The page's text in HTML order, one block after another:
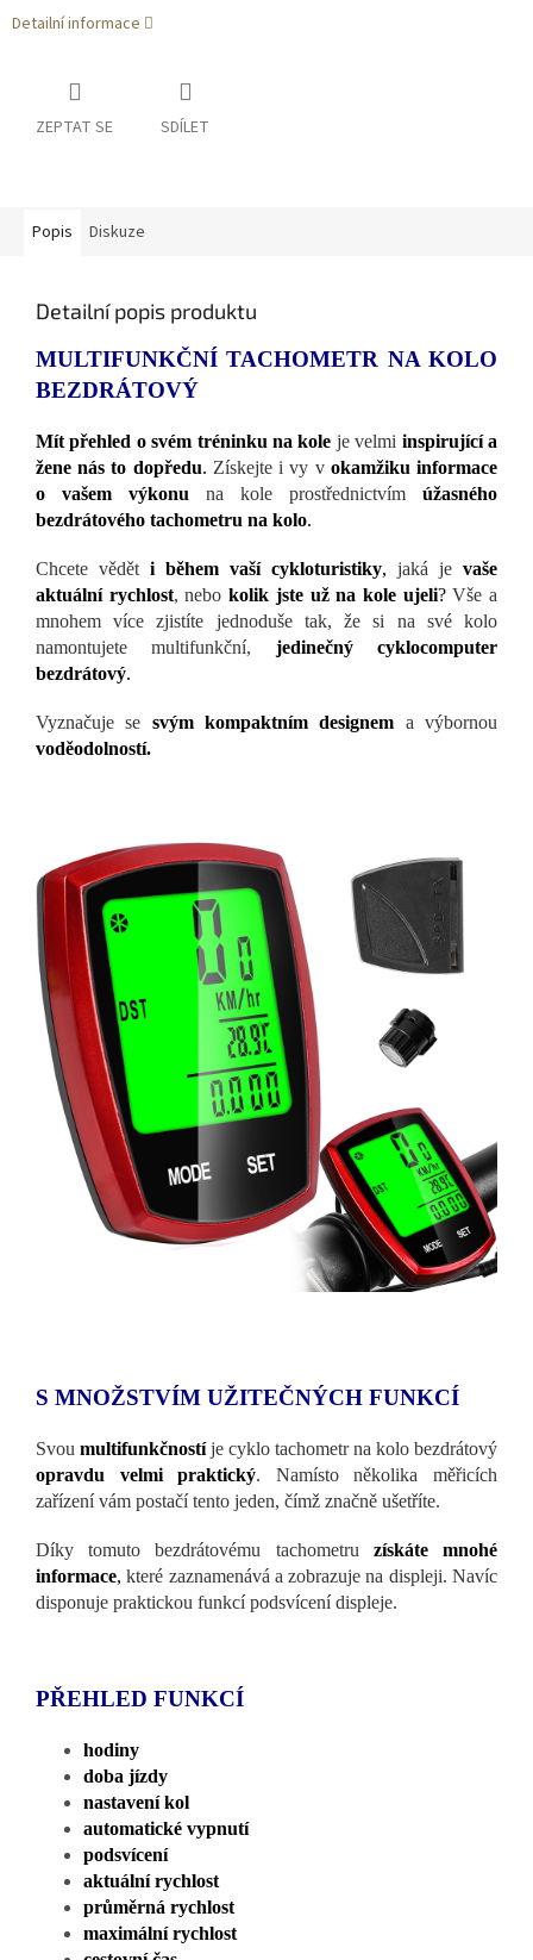
Detailní informace
ZEPTAT SE SDÍLET
Popis Diskuze
Detailní popis produktu
MULTIFUNKČNÍ TACHOMETR NA KOLO
BEZDRÁTOVÝ
Mít přehled o svém tréninku na kole je velmi inspirující a
žene nás to dopředu. Získejte i vy v okamžiku informace
o vašem výkonu na kole prostřednictvím úžasného
bezdrátového tachometru na kolo.
Chcete vědět i během vaší cykloturistiky, jaká je vaše
aktuální rychlost, nebokolik jste už na kole ujeli?Vše a
mnohem více zjistíte jednoduše tak, že si na své kolo
namontujete multifunkční, jedinečný cyklocomputer
bezdrátový.
Vyznačuje se svým kompaktním designem a výbornou
voděodolností.
S MNOŽSTVÍM UŽITEČNÝCH FUNKCÍ
Svou multifunkčností je cyklo tachometr na kolo bezdrátový
opravdu velmi praktický. Namísto několika měřicích
zařízení vám postačí tento jeden, čímž značně ušetříte.
Díky tomuto bezdrátovému tachometru získáte mnohé
informace, které zaznamenává a zobrazuje na displeji. Navíc
disponuje praktickou funkcí podsvícení displeje.
PŘEHLED FUNKCÍ
hodiny
doba jízdy
nastavení kol
automatické vypnutí
podsvícení
aktuální rychlost
průměrná rychlost
maximální rychlost